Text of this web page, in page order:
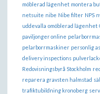
möblerad lägenhet montera
netsuite nibe Nibe filter NPS
uddevalla omöblerad lägenhet
paviljonger online
pelarborrmaskiner personlig
delivery inspections
Redovisningsbyrå Stockholm
reparera gravsten halmstad
trafiktubildning kronoberg